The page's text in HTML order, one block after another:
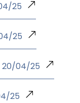
25
25
20/04/25
25